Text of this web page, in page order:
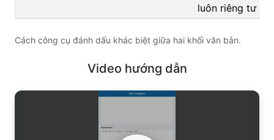
luôn riêng tư
Cách công cụ đánh dấu khác biệt giữa hai khối văn bản.
Video hướng dẫn